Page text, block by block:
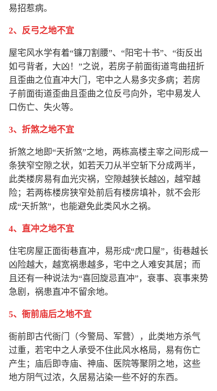
易招惹病。
2、反弓之地不宜
屋宅风水学有着“镰刀割腰”、“阳宅十书”、“街反出
如弓背者，大凶！”之说，若房子前面街道弯曲扭折
且歪曲之位直冲大门，宅中之人易多灾多病；若房
子前面街道歪曲且歪曲之位反弓向外，宅中易发人
口伤亡、失火等。
3、折煞之地不宜
折煞之地即“天折煞”之地，两栋高楼主宰之间形成一
条狭窄空隙之状，如若天刀从半空斩下分成两半，
此类楼房易有血光灾祸，空隙越狭长越凶，越窄越
险；若两栋楼房狭窄处前后有楼房填补，就不会形
成“天折煞”，也能避免此类风水之祸。
4、直冲之地不宜
住宅房屋正面街巷直冲，易形成“虎口屋”，街巷越长
凶险越大，越宽祸患越多，宅中之人难安其居；而
且还有一种说法为“喜回旋忌直冲”，衰事、哀事来势
急剧，祸患直冲不留余地。
5、衙前庙后之地不宜
衙前即古代衙门（今警局、军营），此类地方杀气
过重，若宅中之人承受不住此风水格局，易有伤亡
产生；庙后即寺庙、神庙、医院等聚阴之地，这些
地方阴气过浓，久居易沾染一些不好的东西。